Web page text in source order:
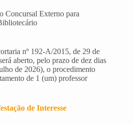
Concursal Externo para
nº 192-A/2015, de 29 de
aberto, pelo prazo de dez dias
de 2026), o procedimento
de 1 (um) professor
de Interesse